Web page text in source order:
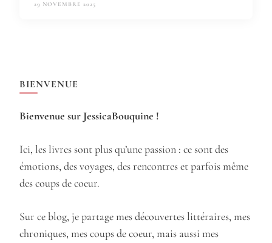
29 NOVEMBRE 2025
BIENVENUE
Bienvenue sur JessicaBouquine !
Ici, les livres sont plus qu’une passion : ce sont des
émotions, des voyages, des rencontres et parfois même
des coups de coeur.
Sur ce blog, je partage mes découvertes littéraires, mes
chroniques, mes coups de coeur, mais aussi mes